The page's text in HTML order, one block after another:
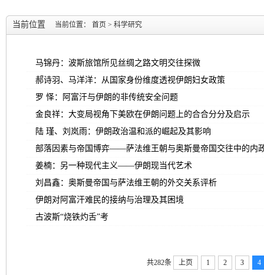
当前位置 当前位置： 首页 > 科学研究
马锦丹：波斯旅馆所见丝绸之路文明交往探微
郝诗羽、马洋洋：从国家身份维度透视伊朗妇女政策
罗 怿：阿富汗与伊朗的非传统安全问题
金良祥：大变局视角下美欧在伊朗问题上的合合分分及启示
陆 瑾、刘岚雨：伊朗政治温和派的崛起及其影响
部落因素与帝国博弈——萨法维王朝与奥斯曼帝国交往中的内
姜楠：另一种现代主义——伊朗现当代艺术
刘昌鑫：奥斯曼帝国与萨法维王朝的外交关系评析
伊朗对阿富汗难民的接纳与治理及其困境
古波斯“烧铁灼舌”考
共282条 上页 1 2 3 4